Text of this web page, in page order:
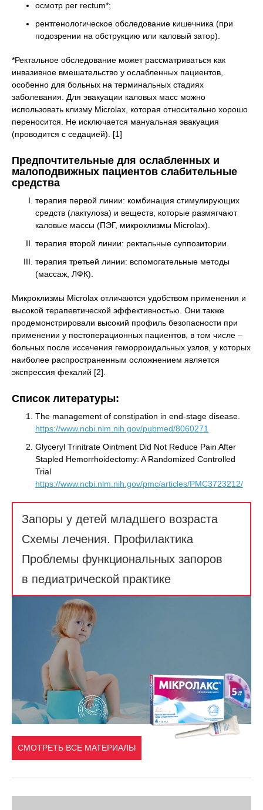
осмотр per rectum*;
рентгенологическое обследование кишечника (при
подозрении на обструкцию или каловый затор).
*Ректальное обследование может рассматриваться как
инвазивное вмешательство у ослабленных пациентов,
особенно для больных на терминальных стадиях
заболевания. Для эвакуации каловых масс можно
использовать клизму Microlax, которая относительно хорошо
переносится. Не исключается мануальная эвакуация
(проводится с седацией). [1]
Предпочтительные для ослабленных и
малоподвижных пациентов слабительные
средства
терапия первой линии: комбинация стимулирующих
средств (лактулоза) и веществ, которые размягчают
каловые массы (ПЭГ, микроклизмы Microlax).
терапия второй линии: ректальные суппозитории.
терапия третьей линии: вспомогательные методы
(массаж, ЛФК).
Микроклизмы Microlax отличаются удобством применения и
высокой терапевтической эффективностью. Они также
продемонстрировали высокий профиль безопасности при
применении у постоперационных пациентов, в том числе –
больных после иссечения геморроидальных узлов, у которых
наиболее распространенным осложнением является
экспрессия фекалий [2].
Список литературы:
The management of constipation in end-stage disease.
https://www.ncbi.nlm.nih.gov/pubmed/8060271
Glyceryl Trinitrate Ointment Did Not Reduce Pain After
Stapled Hemorrhoidectomy: A Randomized Controlled
Trial
https://www.ncbi.nlm.nih.gov/pmc/articles/PMC3723212/
Запоры у детей младшего возраста
Схемы лечения. Профилактика
Проблемы функциональных запоров
в педиатрической практике
СМОТРЕТЬ ВСЕ МАТЕРИАЛЫ